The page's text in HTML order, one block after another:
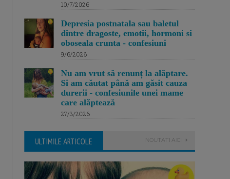
10/7/2026
Depresia postnatala sau baletul
dintre dragoste, emotii, hormoni si
oboseala crunta - confesiuni
9/6/2026
Nu am vrut să renunț la alăptare.
Si am căutat până am găsit cauza
durerii - confesiunile unei mame
care alăptează
27/3/2026
ULTIMILE ARTICOLE NOUTATI AICI